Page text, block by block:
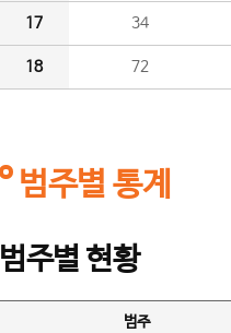
17 34
18 72
범주별 통계
범주별 현황
범주